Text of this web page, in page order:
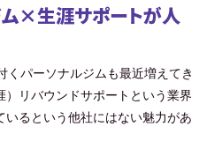
×生涯サポートが人
くパーソナルジムも最近増えてき
リバウンドサポートという業界
るという他社にはない魅力があ